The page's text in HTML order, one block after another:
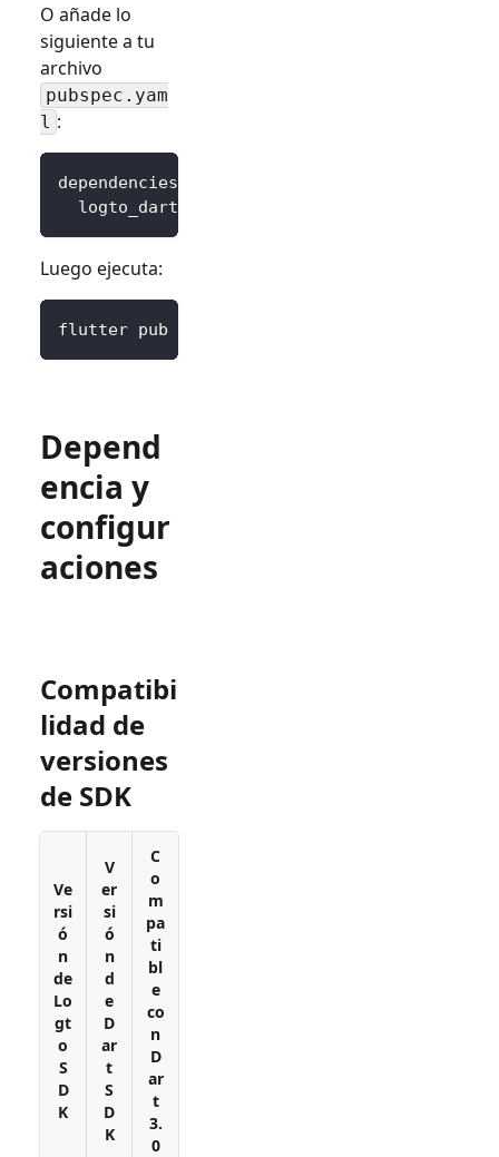
O añade lo
siguiente a tu
archivo
pubspec.yam
l :
dependencies
logto_dart_sdk
Luego ejecuta:
flutter pub get
Depend
encia y
configur
aciones
Compatibi
lidad de
versiones
de SDK
Ve
rsi
ó
n
de
Lo
gt
o
S
D
K
V
er
si
ó
n
d
e
D
ar
t
S
D
K
C
o
m
pa
ti
bl
e
co
n
D
ar
t
3.
0